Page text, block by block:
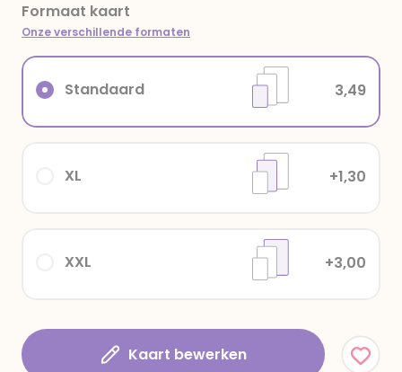
Formaat kaart
Onze verschillende formaten
XXL +3,00
XL +1,30
Standaard 3,49
Kaart bewerken